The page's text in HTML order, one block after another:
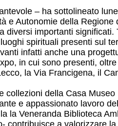
– ha sottolineato
e Autonomie della Regione
diversi importanti significati.
spirituali presenti sul
infatti anche una
in cui sono presenti,
la Via Francigena, il
collezioni della Casa Museo
e appassionato lavoro
la Veneranda Biblioteca